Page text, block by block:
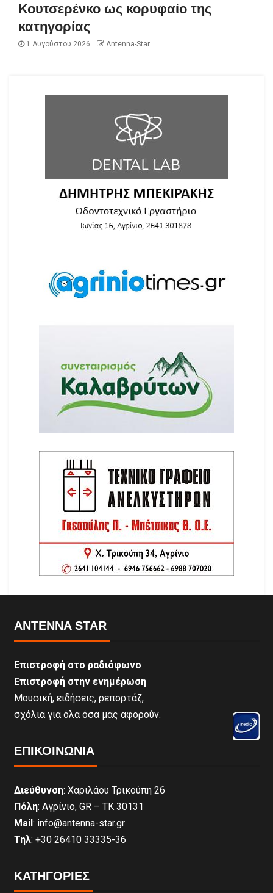
Κουτσερένκο ως κορυφαίο της
κατηγορίας
1 Αυγούστου 2026 Antenna-Star
ANTENNA STAR
Επιστροφή στο ραδιόφωνο
Επιστροφή στην ενημέρωση
Μουσική, ειδήσεις, ρεπορτάζ,
σχόλια για όλα όσα μας αφορούν.
ΕΠΙΚΟΙΝΩΝΊΑ
Διεύθυνση: Χαριλάου Τρικούπη 26
Πόλη: Αγρίνιο, GR – ΤΚ 30131
Mail: info@antenna-star.gr
Τηλ: +30 26410 33335-36
ΚΑΤΗΓΟΡΙΕΣ